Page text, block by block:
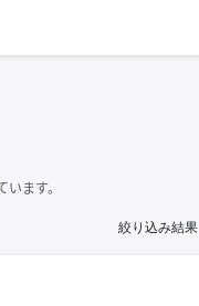
ます。
絞り込み結果